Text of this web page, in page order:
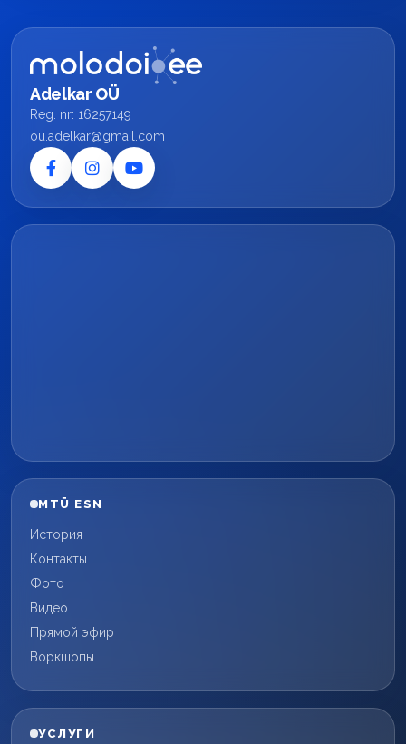
Adelkar OÜ
Reg. nr: 16257149
ou.adelkar@gmail.com
MTÜ ESN
История
Контакты
Фото
Видео
Прямой эфир
Воркшопы
УСЛУГИ